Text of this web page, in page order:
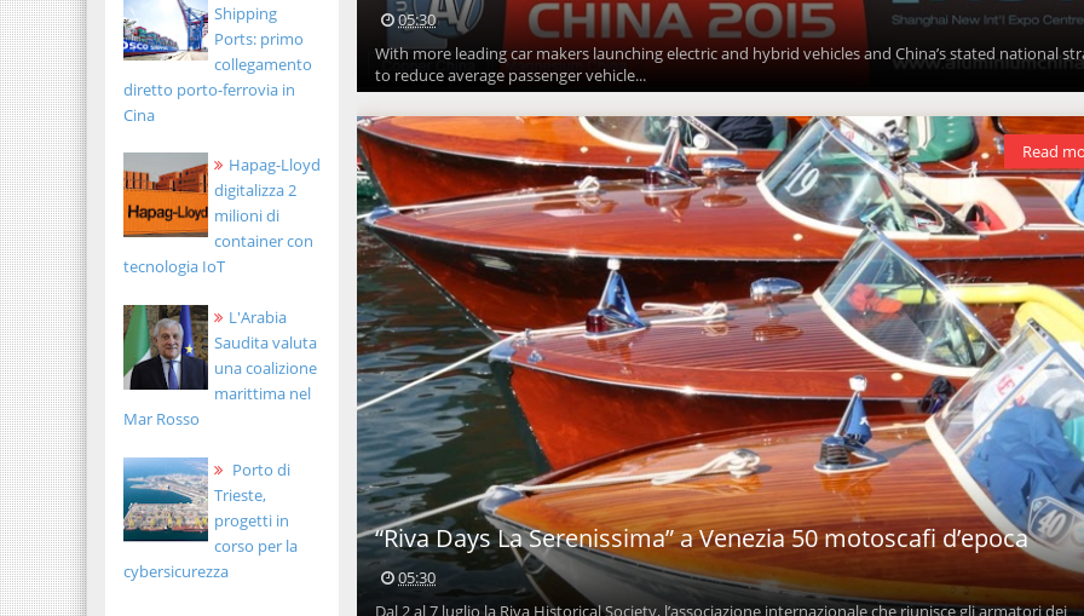
Shipping
Ports: primo
collegamento
diretto porto-ferrovia in
Cina
Hapag-Lloyd
digitalizza 2
milioni di
container con
tecnologia IoT
L'Arabia
Saudita valuta
una coalizione
marittima nel
Mar Rosso
Porto di
Trieste,
progetti in
corso per la
cybersicurezza
05:30
With more leading car makers launching electric and hybrid vehicles and China’s stated national
to reduce average passenger vehicle...
“Riva Days La Serenissima” a Venezia 50 motoscafi d’epoca
05:30
Dal 2 al 7 luglio la Riva Historical Society, l’associazione internazionale che riunisce gli armatori dei
Read